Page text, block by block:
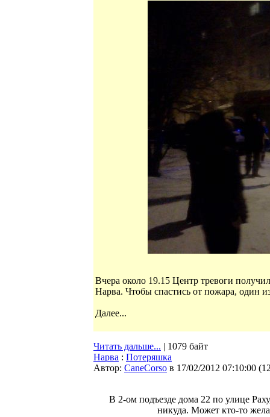
Вчера около 19.15 Центр тревоги
Нарва. Чтобы спастись от пожара, один
Далее...
Читать дальше... | 1079 байт
Нарва : Потеряшка
Автор: CaneCorso в 17/02/2012 07:10:00 (
В 2-ом подъезде дома 22 по улице
никуда. Может кто-то